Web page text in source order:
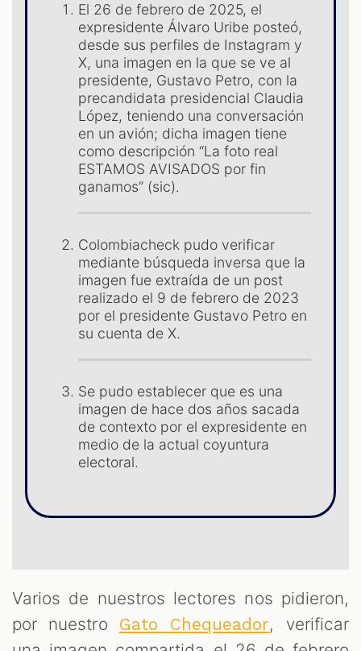
El 26 de febrero de 2025, el
expresidente Álvaro Uribe posteó,
desde sus perfiles de Instagram y
X, una imagen en la que se ve al
presidente, Gustavo Petro, con la
precandidata presidencial Claudia
López, teniendo una conversación
en un avión; dicha imagen tiene
como descripción “La foto real
ESTAMOS AVISADOS por fin
ganamos” (sic).
Colombiacheck pudo verificar
mediante búsqueda inversa que la
imagen fue extraída de un post
realizado el 9 de febrero de 2023
por el presidente Gustavo Petro en
su cuenta de X.
Se pudo establecer que es una
imagen de hace dos años sacada
de contexto por el expresidente en
medio de la actual coyuntura
electoral.
Varios de nuestros lectores nos pidieron,
por nuestro Gato Chequeador, verificar